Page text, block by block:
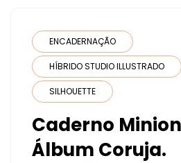
ENCADERNAÇÃO
HÍBRIDO STUDIO ILLUSTRADO
SILHOUETTE
Caderno
Álbum Coruja.